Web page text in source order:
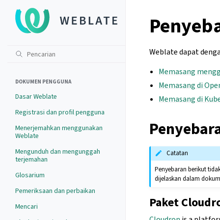
DOKUMEN PENGGUNA
Dasar Weblate
Registrasi dan profil pengguna
Menerjemahkan menggunakan
Weblate
Mengunduh dan mengunggah
terjemahan
Glosarium
Pemeriksaan dan perbaikan
Mencari
Weblate dapat
Memasang
Memasang di
Memasang di
Catatan
Penyebaran berikut
dijelaskan dalam
Paket